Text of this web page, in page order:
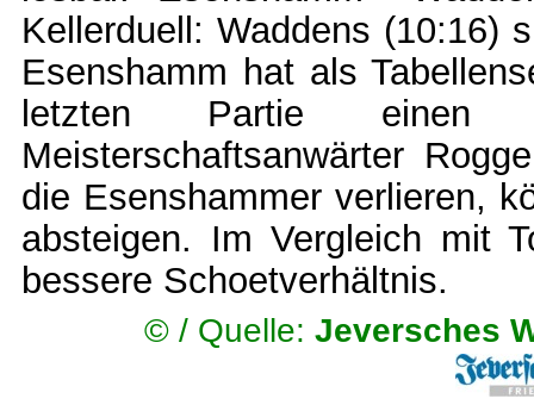
Kellerduell: Waddens (10:16)
Esenshamm hat als
letzten Partie einen
Meisterschaftsanwärter
die Esenshammer verlieren,
absteigen. Im Vergleich mit
bessere Schoetverhältnis.
© / Quelle: Jeversches